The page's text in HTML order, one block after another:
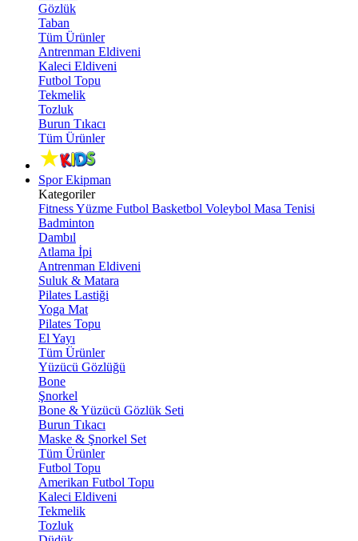
Gözlük
Taban
Tüm Ürünler
Antrenman Eldiveni
Kaleci Eldiveni
Futbol Topu
Tekmelik
Tozluk
Burun Tıkacı
Tüm Ürünler
Spor Ekipman
Kategoriler
FitnessYüzme Futbol Basketbol Voleybol Masa Tenisi
Badminton
Dambıl
Atlama İpi
Antrenman Eldiveni
Suluk & Matara
Pilates Lastiği
Yoga Mat
Pilates Topu
El Yayı
Tüm Ürünler
Yüzücü Gözlüğü
Bone
Şnorkel
Bone & Yüzücü Gözlük Seti
Burun Tıkacı
Maske & Şnorkel Set
Tüm Ürünler
Futbol Topu
Amerikan Futbol Topu
Kaleci Eldiveni
Tekmelik
Tozluk